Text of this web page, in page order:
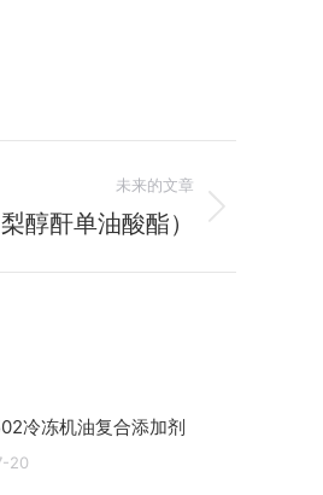
未来的文章
醇酐单油酸酯）
冷冻机油复合添加剂
20